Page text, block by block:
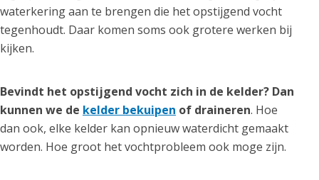
waterkering aan te brengen die het opstijgend vocht
tegenhoudt. Daar komen soms ook grotere werken bij
kijken.
Bevindt het opstijgend vocht zich in de kelder? Dan
kunnen we de kelder bekuipen of draineren. Hoe
dan ook, elke kelder kan opnieuw waterdicht gemaakt
worden. Hoe groot het vochtprobleem ook moge zijn.